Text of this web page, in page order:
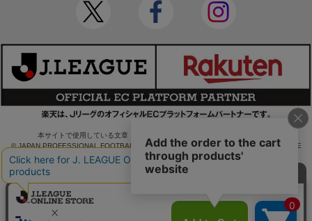
本サイトで使用している文章・画像等の無断での複製・転載を禁止します。
© JAPAN PROFESSIONAL FOOTBALL LEAGUE Rakuten Group, Inc. ALL RIGHTS RE
SERVED.